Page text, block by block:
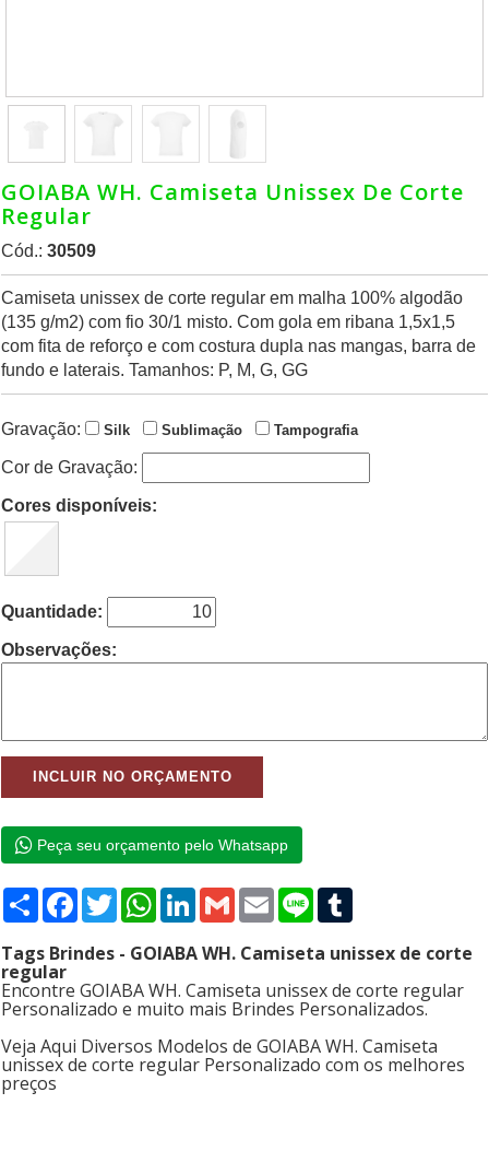
GOIABA WH. Camiseta Unissex De Corte
Regular
Cód.: 30509
Camiseta unissex de corte regular em malha 100% algodão
(135 g/m2) com fio 30/1 misto. Com gola em ribana 1,5x1,5
com fita de reforço e com costura dupla nas mangas, barra de
fundo e laterais. Tamanhos: P, M, G, GG
Gravação: Silk Sublimação Tampografia
Cor de Gravação:
Cores disponíveis:
Quantidade:
Observações:
Peça seu orçamento pelo Whatsapp
Compartilhar
Facebook
TwitterWhatsApp
LinkedIn
GmailEmailLine
Tags Brindes - GOIABA WH. Camiseta unissex de corte
regular
Encontre GOIABA WH. Camiseta unissex de corte regular
Personalizado e muito mais Brindes Personalizados.
Veja Aqui Diversos Modelos de GOIABA WH. Camiseta
unissex de corte regular Personalizado com os melhores
preços